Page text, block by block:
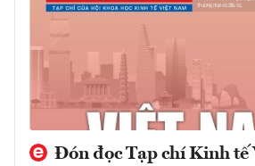
Đón đọc Tạp chí Kinh tế